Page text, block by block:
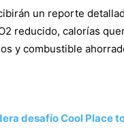
un reporte
reducido, calorías
y combustible
desafío Cool Place